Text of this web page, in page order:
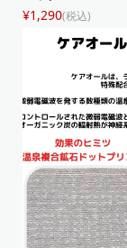
¥1,290(税込)